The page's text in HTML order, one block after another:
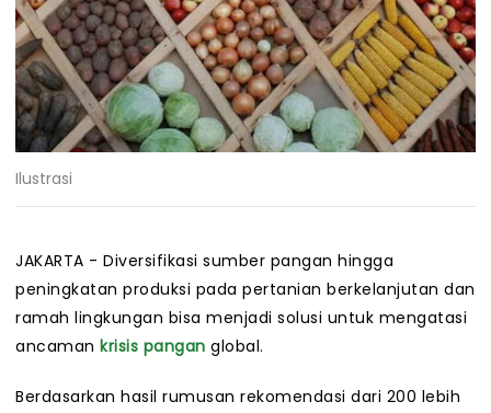
Ilustrasi
JAKARTA - Diversifikasi sumber pangan hingga
peningkatan produksi pada pertanian berkelanjutan dan
ramah lingkungan bisa menjadi solusi untuk mengatasi
ancaman krisis pangan global.
Berdasarkan hasil rumusan rekomendasi dari 200 lebih